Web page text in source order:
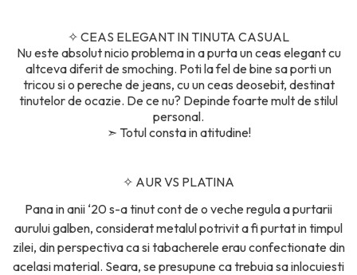
✧ CEAS ELEGANT IN TINUTA CASUAL
Nu este absolut nicio problema in a purta un ceas elegant cu
altceva diferit de smoching. Poti la fel de bine sa porti un
tricou si o pereche de jeans, cu un ceas deosebit, destinat
tinutelor de ocazie. De ce nu? Depinde foarte mult de stilul
personal.
➣ Totul consta in atitudine!
✧ AUR VS PLATINA
Pana in anii ‘20 s-a tinut cont de o veche regula a purtarii
aurului galben, considerat metalul potrivit a fi purtat in timpul
zilei, din perspectiva ca si tabacherele erau confectionate din
acelasi material. Seara, se presupune ca trebuia sa inlocuiesti